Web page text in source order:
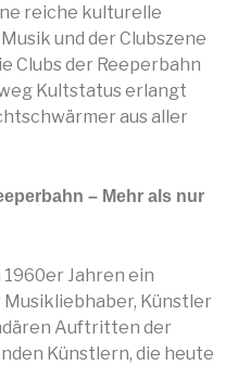
reiche kulturelle
und der Clubszene
Clubs der Reeperbahn
Kultstatus erlangt
aus aller
– Mehr als nur
Jahren ein
Künstler
Auftritten der
Künstlern, die heute